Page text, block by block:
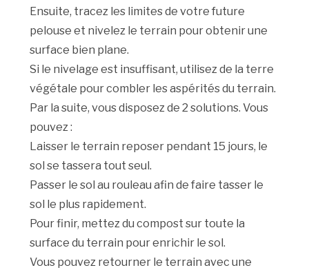
Ensuite, tracez les limites de votre future
pelouse et nivelez le terrain pour obtenir une
surface bien plane.
Si le nivelage est insuffisant, utilisez de la terre
végétale pour combler les aspérités du terrain.
Par la suite, vous disposez de 2 solutions. Vous
pouvez :
Laisser le terrain reposer pendant 15 jours, le
sol se tassera tout seul.
Passer le sol au rouleau afin de faire tasser le
sol le plus rapidement.
Pour finir, mettez du compost sur toute la
surface du terrain pour enrichir le sol.
Vous pouvez retourner le terrain avec une